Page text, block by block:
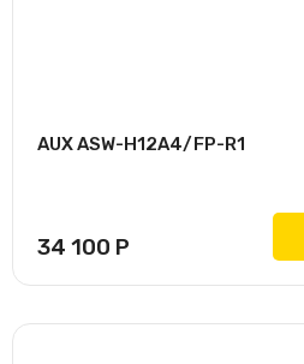
AUX ASW-H12A4/FP-R1
34 100 Р